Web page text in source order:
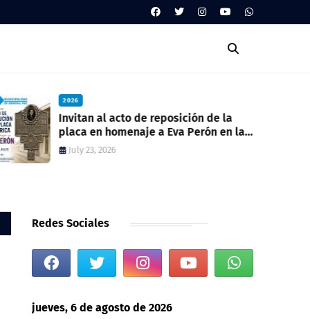
2026
Invitan al acto de reposición de la
placa en homenaje a Eva Perón en la
ex estación del ferrocarril
July 23, 2026
Redes Sociales
jueves, 6 de agosto de 2026